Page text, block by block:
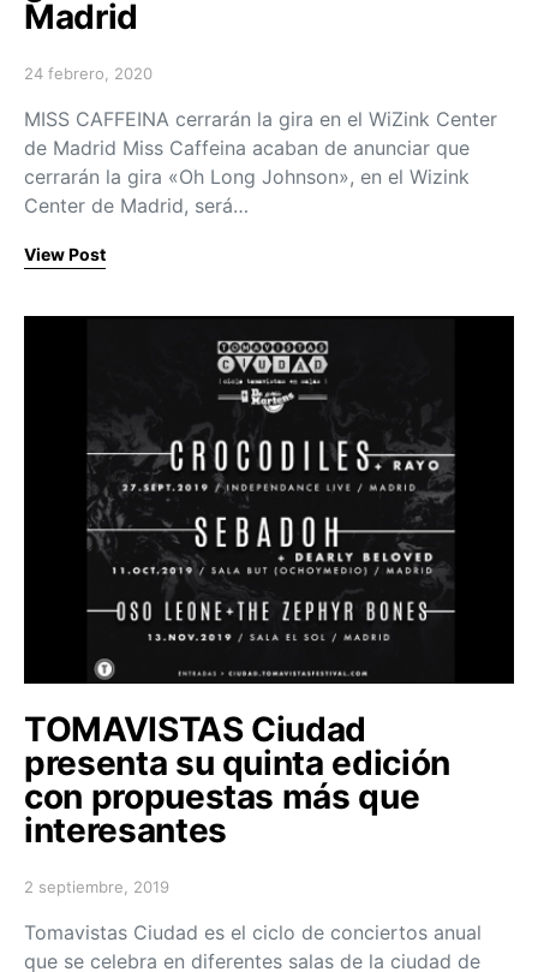
Madrid
Posted on
24 febrero, 2020
MISS CAFFEINA cerrarán la gira en el WiZink Center
de Madrid Miss Caffeina acaban de anunciar que
cerrarán la gira «Oh Long Johnson», en el Wizink
Center de Madrid, será…
View Post
TOMAVISTAS Ciudad
presenta su quinta edición
con propuestas más que
interesantes
Posted on
2 septiembre, 2019
Tomavistas Ciudad es el ciclo de conciertos anual
que se celebra en diferentes salas de la ciudad de